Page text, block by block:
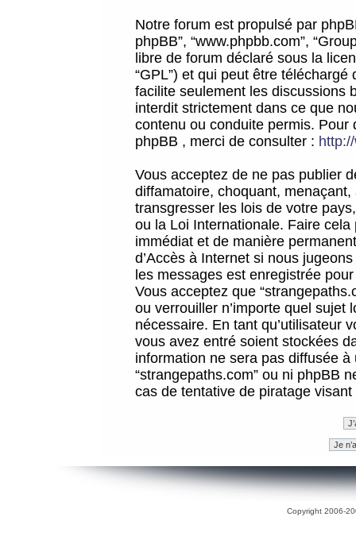
Notre forum est propulsé par
phpBB”, “www.phpbb.com”,
libre de forum déclaré sous la
“GPL”) et qui peut être téléchargé
facilite seulement les discussions
interdit strictement dans ce que
contenu ou conduite permis.
phpBB , merci de consulter :
Vous acceptez de ne pas publier
diffamatoire, choquant,
transgresser les lois de votre
ou la Loi Internationale. Faire
immédiat et de manière
d’Accès à Internet si nous
les messages est enregistrée
Vous acceptez que
ou verrouiller n’importe quel sujet
nécessaire. En tant qu’utilisateur
vous avez entré soient stockées
information ne sera pas diffusée
“strangepaths.com” ou ni phpBB
cas de tentative de piratage
Copyright 2006-